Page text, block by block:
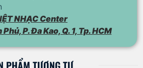
NHẠC Center
P. Đa Kao, Q. 1, Tp. HCM